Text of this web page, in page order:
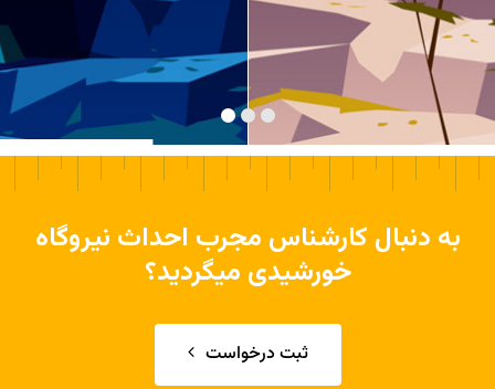
به دنبال کارشناس مجرب احداث نیروگاه
خورشیدی میگردید؟
ثبت درخواست